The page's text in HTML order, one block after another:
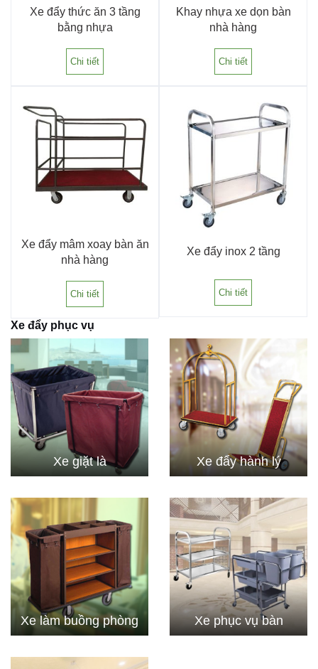
Xe đẩy thức ăn 3 tầng
bằng nhựa
Chi tiết
Khay nhựa xe dọn bàn
nhà hàng
Chi tiết
Xe đẩy mâm xoay bàn ăn
nhà hàng
Chi tiết
Xe đẩy inox 2 tầng
Chi tiết
Xe đẩy phục vụ
Xe giặt là Xe đẩy hành lý
Xe làm buồng phòng Xe phục vụ bàn